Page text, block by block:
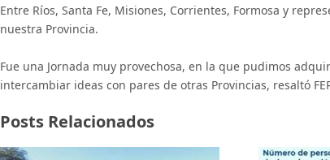
Entre Ríos, Santa Fe, Misiones, Corrientes, Formosa y
nuestra Provincia.
Fue una Jornada muy provechosa, en la que pudimos
intercambiar ideas con pares de otras Provincias, resaltó
Posts Relacionados